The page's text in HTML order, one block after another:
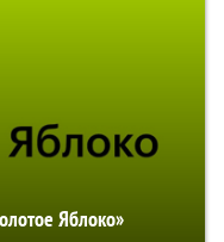
Яблоко»